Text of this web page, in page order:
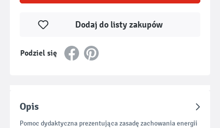
Podziel się
Dodaj do listy zakupów
Opis
Pomoc dydaktyczna prezentująca zasadę zachowania energii